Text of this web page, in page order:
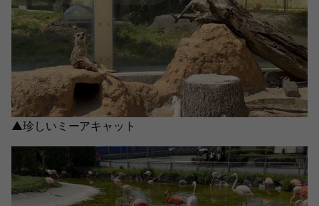
▲珍しいミーアキャット